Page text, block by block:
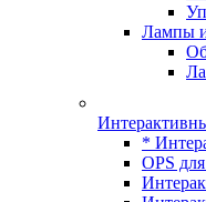
Лампы и
*
OPS